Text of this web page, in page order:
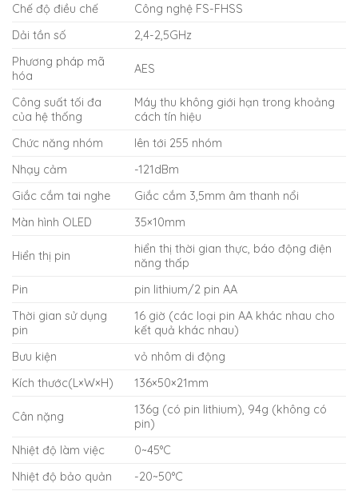
Chế độ điều chế
Công nghệ FS-FHSS
Dải tần số
2,4-2,5GHz
Phương pháp mã
hóa
AES
Công suất tối đa
của hệ thống
Máy thu không giới hạn trong khoảng
cách tín hiệu
Chức năng nhóm
lên tới 255 nhóm
Nhạy cảm
-121dBm
Giắc cắm tai nghe
Giắc cắm 3,5mm âm thanh nổi
Màn hình OLED
35×10mm
Hiển thị pin
hiển thị thời gian thực, báo động điện
năng thấp
Pin
pin lithium/2 pin AA
Thời gian sử dụng
pin
16 giờ (các loại pin AA khác nhau cho
kết quả khác nhau)
Bưu kiện
vỏ nhôm di động
Kích thước(L×W×H)
136×50×21mm
Cân nặng
136g (có pin lithium), 94g (không có
pin)
Nhiệt độ làm việc
0~45°C
Nhiệt độ bảo quản
-20~50°C